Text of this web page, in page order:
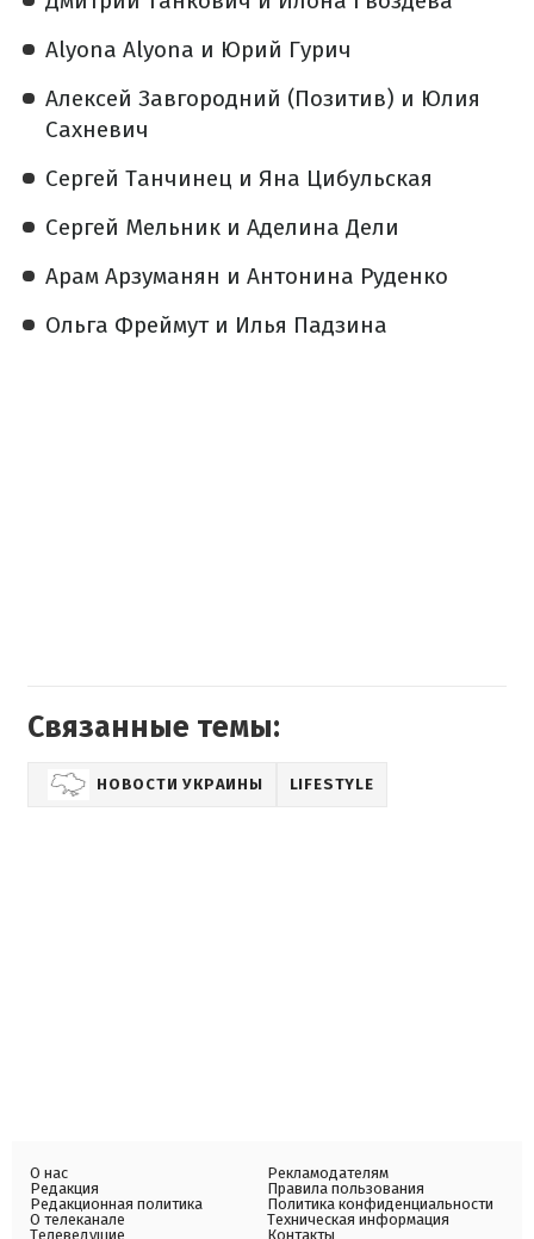
Alyona Alyona и Юрий Гурич
Алексей Завгородний (Позитив) и Юлия
Сахневич
Сергей Танчинец и Яна Цибульская
Сергей Мельник и Аделина Дели
Арам Арзуманян и Антонина Руденко
Ольга Фреймут и Илья Падзина
Связанные темы:
НОВОСТИ УКРАИНЫ LIFESTYLE
О нас
Редакция
Редакционная политика
О телеканале
Телеведущие
Рекламодателям
Правила пользования
Политика конфиденциальности
Техническая информация
Контакты